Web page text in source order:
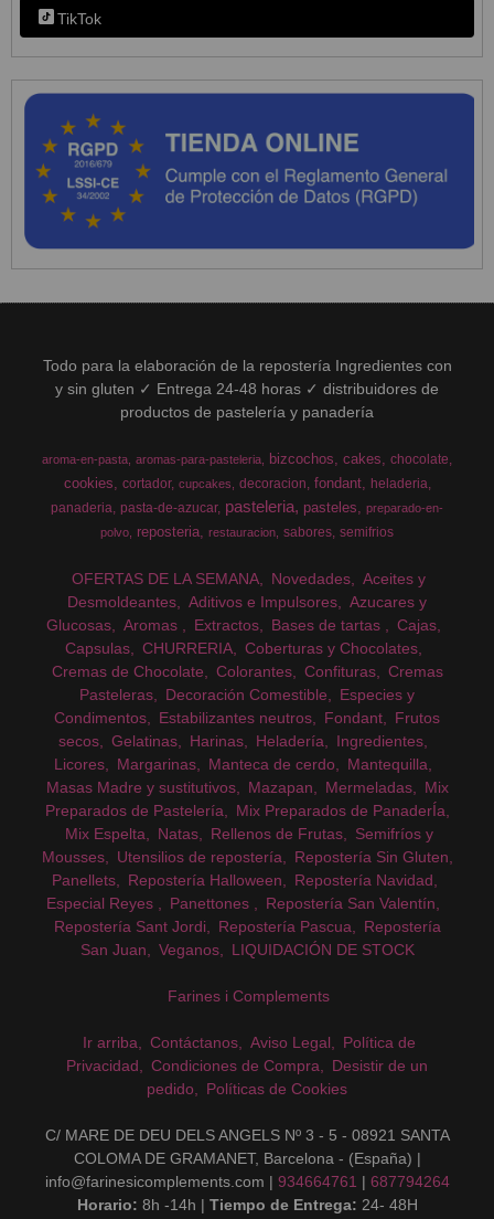
TikTok
Todo para la elaboración de la repostería Ingredientes con
y sin gluten ✓ Entrega 24-48 horas ✓ distribuidores de
productos de pastelería y panadería
aroma-en-pasta aromas-para-pasteleria bizcochos cakes chocolate
cookies cortador cupcakes decoracion fondant
heladeria
panaderia pasta-de-azucar pasteleria pasteles
preparado-en-
polvo
reposteria restauracion sabores semifrios
OFERTAS DE LA SEMANA Novedades
Aceites y
Desmoldeantes
Aditivos e Impulsores
Azucares y
Glucosas
Aromas Extractos Bases de tartas
Cajas
Capsulas
CHURRERIA
Coberturas y Chocolates
Cremas de Chocolate
Colorantes Confituras
Cremas
Pasteleras
Decoración Comestible
Especies y
Condimentos
Estabilizantes neutros Fondant
Frutos
secos
Gelatinas Harinas Heladería
Ingredientes
Licores
Margarinas Manteca de cerdo
Mantequilla
Masas Madre y sustitutivos
Mazapan Mermeladas
Mix
Preparados de Pastelería
Mix Preparados de PanaderÍa
Mix Espelta
Natas Rellenos de Frutas
Semifríos y
Mousses
Utensilios de repostería
Repostería Sin Gluten
Panellets
Repostería Halloween
Repostería Navidad
Especial Reyes
Panettones
Repostería San Valentín
Repostería Sant Jordi
Repostería Pascua
Repostería
San Juan
Veganos LIQUIDACIÓN DE STOCK
Farines i Complements
Ir arriba Contáctanos Aviso Legal
Política de
Privacidad
Condiciones de Compra
Desistir de un
pedido
Políticas de Cookies
C/ MARE DE DEU DELS ANGELS Nº 3 - 5 - 08921 SANTA
COLOMA DE GRAMANET, Barcelona - (España) |
info@farinesicomplements.com | 934664761 | 687794264
Horario: 8h -14h | Tiempo de Entrega: 24- 48H